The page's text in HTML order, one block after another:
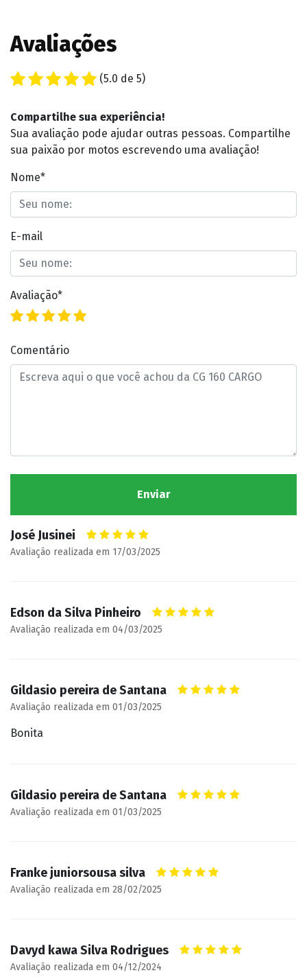
Avaliações
(5.0 de 5)
Compartilhe sua experiência!
Sua avaliação pode ajudar outras pessoas. Compartilhe
sua paixão por motos escrevendo uma avaliação!
Nome*
E-mail
Avaliação*
Comentário
José Jusinei
Avaliação realizada em 17/03/2025
Edson da Silva Pinheiro
Avaliação realizada em 04/03/2025
Gildasio pereira de Santana
Avaliação realizada em 01/03/2025
Bonita
Gildasio pereira de Santana
Avaliação realizada em 01/03/2025
Franke juniorsousa silva
Avaliação realizada em 28/02/2025
Davyd kawa Silva Rodrigues
Avaliação realizada em 04/12/2024